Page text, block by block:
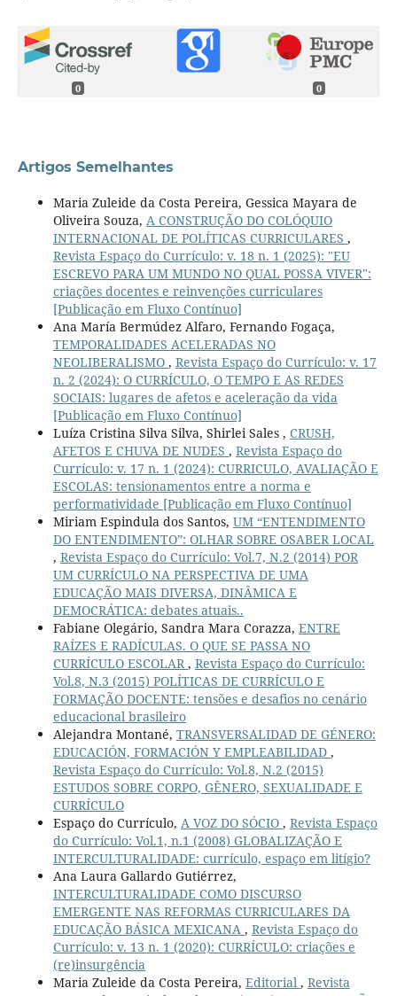
0 0
Artigos Semelhantes
Maria Zuleide da Costa Pereira, Gessica Mayara de
Oliveira Souza, A CONSTRUÇÃO DO COLÓQUIO
INTERNACIONAL DE POLÍTICAS CURRICULARES ,
Revista Espaço do Currículo: v. 18 n. 1 (2025): "EU
ESCREVO PARA UM MUNDO NO QUAL POSSA VIVER":
criações docentes e reinvenções curriculares
[Publicação em Fluxo Contínuo]
Ana María Bermúdez Alfaro, Fernando Fogaça,
TEMPORALIDADES ACELERADAS NO
NEOLIBERALISMO , Revista Espaço do Currículo: v. 17
n. 2 (2024): O CURRÍCULO, O TEMPO E AS REDES
SOCIAIS: lugares de afetos e aceleração da vida
[Publicação em Fluxo Contínuo]
Luíza Cristina Silva Silva, Shirlei Sales , CRUSH,
AFETOS E CHUVA DE NUDES , Revista Espaço do
Currículo: v. 17 n. 1 (2024): CURRICULO, AVALIAÇÃO E
ESCOLAS: tensionamentos entre a norma e
performatividade [Publicação em Fluxo Contínuo]
Miriam Espindula dos Santos, UM “ENTENDIMENTO
DO ENTENDIMENTO”: OLHAR SOBRE OSABER LOCAL
, Revista Espaço do Currículo: Vol.7, N.2 (2014) POR
UM CURRÍCULO NA PERSPECTIVA DE UMA
EDUCAÇÃO MAIS DIVERSA, DINÂMICA E
DEMOCRÁTICA: debates atuais..
Fabiane Olegário, Sandra Mara Corazza, ENTRE
RAÍZES E RADÍCULAS. O QUE SE PASSA NO
CURRÍCULO ESCOLAR , Revista Espaço do Currículo:
Vol.8, N.3 (2015) POLÍTICAS DE CURRÍCULO E
FORMAÇÃO DOCENTE: tensões e desafios no cenário
educacional brasileiro
Alejandra Montané, TRANSVERSALIDAD DE GÉNERO:
EDUCACIÓN, FORMACIÓN Y EMPLEABILIDAD ,
Revista Espaço do Currículo: Vol.8, N.2 (2015)
ESTUDOS SOBRE CORPO, GÊNERO, SEXUALIDADE E
CURRÍCULO
Espaço do Currículo, A VOZ DO SÓCIO , Revista Espaço
do Currículo: Vol.1, n.1 (2008) GLOBALIZAÇÃO E
INTERCULTURALIDADE: currículo, espaço em litígio?
Ana Laura Gallardo Gutiérrez,
INTERCULTURALIDADE COMO DISCURSO
EMERGENTE NAS REFORMAS CURRICULARES DA
EDUCAÇÃO BÁSICA MEXICANA , Revista Espaço do
Currículo: v. 13 n. 1 (2020): CURRÍCULO: criações e
(re)insurgência
Maria Zuleide da Costa Pereira, Editorial , Revista